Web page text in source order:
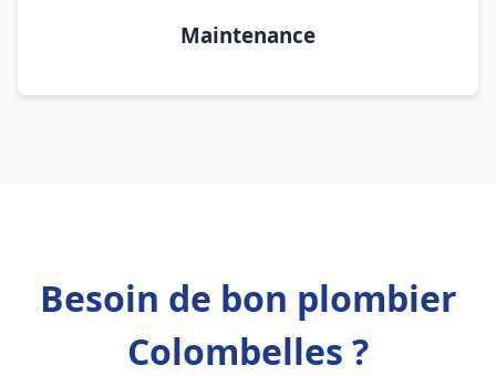
Maintenance
Besoin de bon plombier
Colombelles ?